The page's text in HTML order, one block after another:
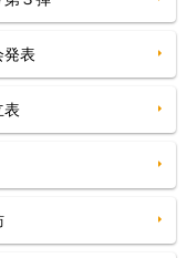
発表
表